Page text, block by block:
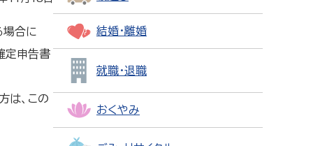
場合に
定申告書
は、この
結婚・離婚
就職・退職
おくやみ